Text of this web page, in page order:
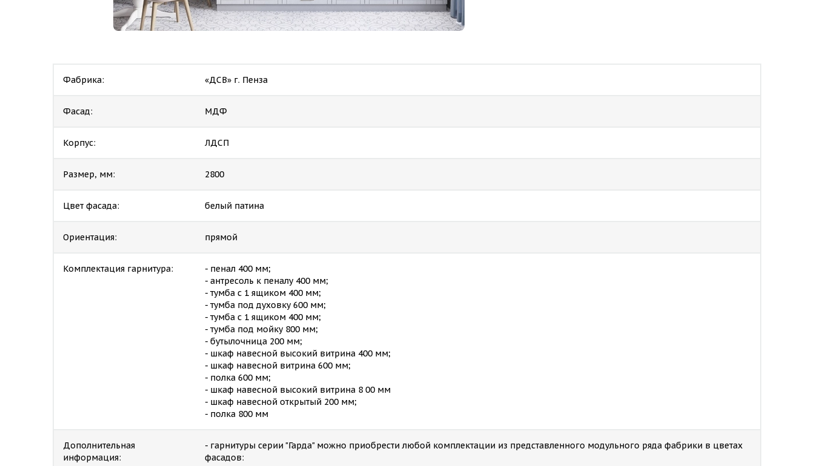
Фабрика: «ДСВ» г. Пенза
Фасад: МДФ
Корпус: ЛДСП
Размер, мм: 2800
Цвет фасада: белый патина
Ориентация: прямой
Комплектация гарнитура:
- пенал 400 мм;
- антресоль к пеналу 400 мм;
- тумба с 1 ящиком 400 мм;
- тумба под духовку 600 мм;
- тумба с 1 ящиком 400 мм;
- тумба под мойку 800 мм;
- бутылочница 200 мм;
- шкаф навесной высокий витрина 400 мм;
- шкаф навесной витрина 600 мм;
- полка 600 мм;
- шкаф навесной высокий витрина 8 00 мм
- шкаф навесной открытый 200 мм;
- полка 800 мм
Дополнительная
информация:
- гарнитуры серии "Гарда" можно приобрести любой комплектации из представленного модульного ряда фабрики в цветах
фасадов: